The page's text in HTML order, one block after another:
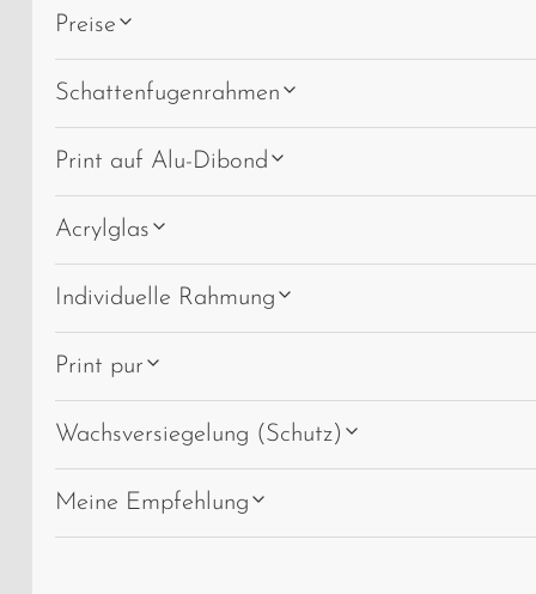
Preise
Schattenfugenrahmen
Print auf Alu-Dibond
Acrylglas
Individuelle Rahmung
Print pur
Wachsversiegelung (Schutz)
Meine Empfehlung